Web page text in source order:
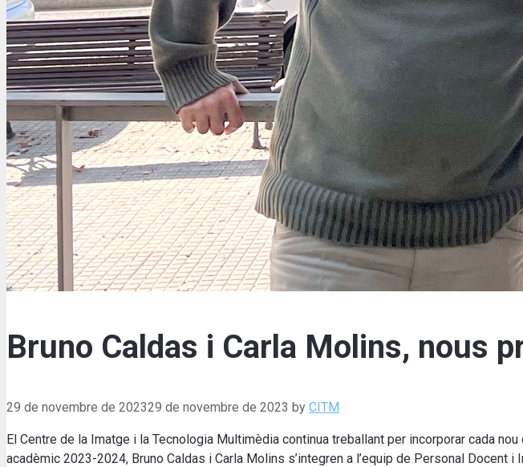
Bruno Caldas i Carla Molins, nous
29 de novembre de 202329 de novembre de 2023 by CITM
El Centre de la Imatge i la Tecnologia Multimèdia continua treballant per incorporar cada
acadèmic 2023-2024, Bruno Caldas i Carla Molins s’integren a l’equip de Personal Docent